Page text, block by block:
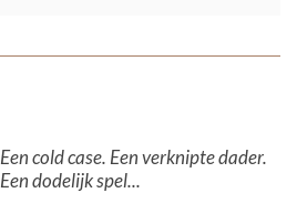
Een cold case. Een verknipte dader.
Een dodelijk spel...